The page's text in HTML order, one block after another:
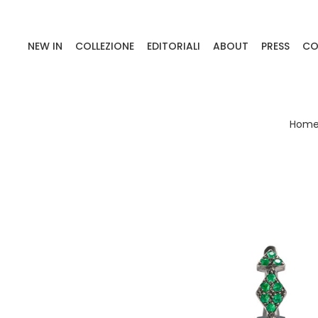
NEW IN COLLEZIONE EDITORIALI ABOUT PRESS